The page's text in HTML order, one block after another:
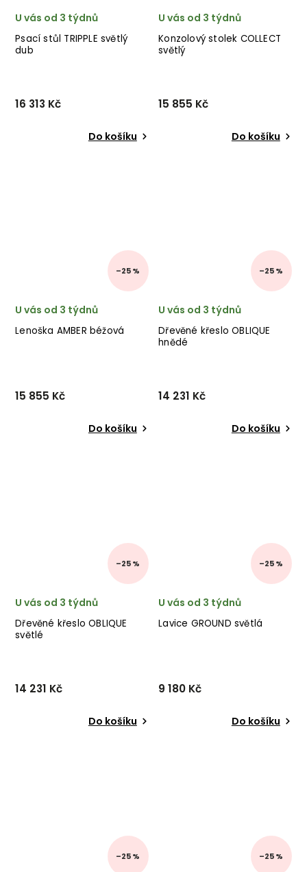
Psací stůl TRIPPLE světlý
dub
U vás od 3 týdnů
16 313 Kč
Do košíku
Konzolový stolek COLLECT
světlý
U vás od 3 týdnů
15 855 Kč
Do košíku
–25 %
Lenoška AMBER béžová
U vás od 3 týdnů
15 855 Kč
Do košíku
–25 %
Dřevěné křeslo OBLIQUE
hnědé
U vás od 3 týdnů
14 231 Kč
Do košíku
–25 %
Dřevěné křeslo OBLIQUE
světlé
U vás od 3 týdnů
14 231 Kč
Do košíku
–25 %
Lavice GROUND světlá
U vás od 3 týdnů
9 180 Kč
Do košíku
–25 % –25 %